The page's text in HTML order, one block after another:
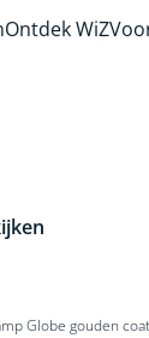
Ontdek WiZ
Globe gouden